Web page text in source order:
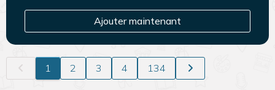
Ajouter maintenant
1 2 3 4 134